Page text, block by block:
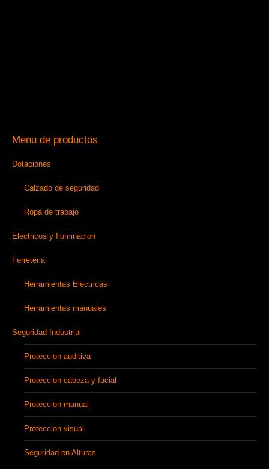
Menu de productos
Dotaciones
Calzado de seguridad
Ropa de trabajo
Electricos y Iluminacion
Ferreteria
Herramientas Electricas
Herramientas manuales
Seguridad Industrial
Proteccion auditiva
Proteccion cabeza y facial
Proteccion manual
Proteccion visual
Seguridad en Alturas